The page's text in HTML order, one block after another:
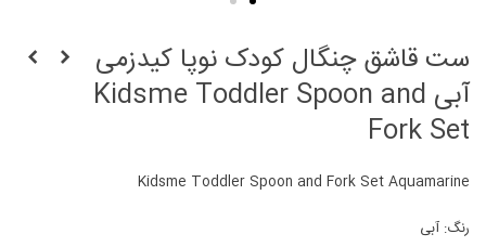
ست قاشق چنگال کودک نوپا کیدزمی
آبی Kidsme Toddler Spoon and
Fork Set
Kidsme Toddler Spoon and Fork Set Aquamarine
رنگ: آبی